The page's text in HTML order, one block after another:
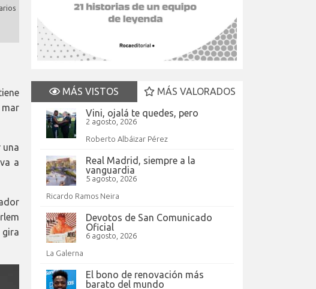
una
a
MÁS VISTOS
MÁS VALORADOS
Vini, ojalá te quedes, pero
2 agosto, 2026
Roberto Albáizar Pérez
Real Madrid, siempre a la
vanguardia
5 agosto, 2026
Ricardo Ramos Neira
Devotos de San Comunicado
Oficial
6 agosto, 2026
La Galerna
El bono de renovación más
barato del mundo